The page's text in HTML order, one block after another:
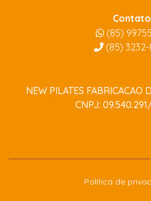
Contato
(85)
(85)
NEW PILATES FABRICACAO
CNPJ:
Política de